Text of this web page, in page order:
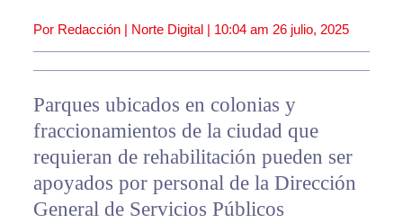
Por Redacción | Norte Digital | 10:04 am 26 julio, 2025
Parques ubicados en colonias y
fraccionamientos de la ciudad que
requieran de rehabilitación pueden ser
apoyados por personal de la Dirección
General de Servicios Públicos